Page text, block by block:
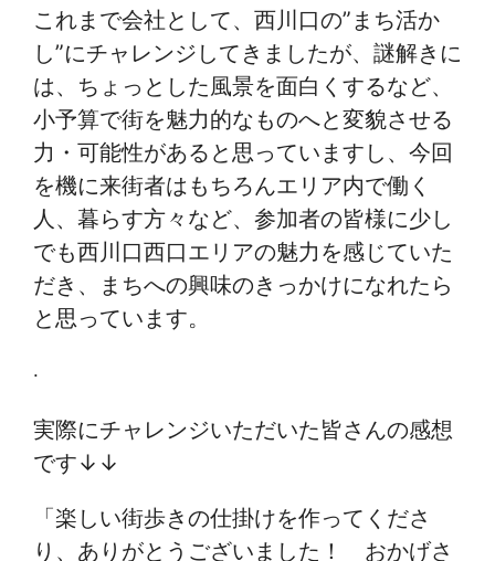
これまで会社として、西川口の”まち活か
し”にチャレンジしてきましたが、謎解きに
は、ちょっとした風景を面白くするなど、
小予算で街を魅力的なものへと変貌させる
力・可能性があると思っていますし、今回
を機に来街者はもちろんエリア内で働く
人、暮らす方々など、参加者の皆様に少し
でも西川口西口エリアの魅力を感じていた
だき、まちへの興味のきっかけになれたら
と思っています。
.
実際にチャレンジいただいた皆さんの感想
です↓↓
「楽しい街歩きの仕掛けを作ってくださ
り、ありがとうございました！ おかげさ